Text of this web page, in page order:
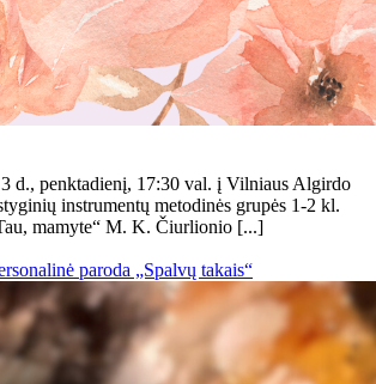
d., penktadienį, 17:30 val. į Vilniaus Algirdo
instrumentų metodinės grupės 1-2 kl.
mamyte“ M. K. Čiurlionio [...]
paroda „Spalvų takais“